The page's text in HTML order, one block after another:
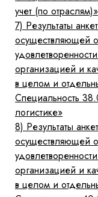
учет (по отраслям)»
7) Результаты
осуществляющей
организацией и
в целом и
Специальность
логистике»
8) Результаты
осуществляющей
организацией и
в целом и